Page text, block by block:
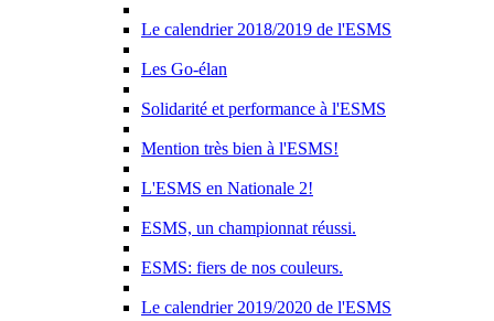
Le calendrier 2018/2019 de l'ESMS
Les Go-élan
Solidarité et performance à l'ESMS
Mention très bien à l'ESMS!
L'ESMS en Nationale 2!
ESMS, un championnat réussi.
ESMS: fiers de nos couleurs.
Le calendrier 2019/2020 de l'ESMS